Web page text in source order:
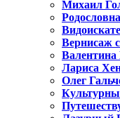
Михаил
Вернисаж
Валентина
Лариса
Олег